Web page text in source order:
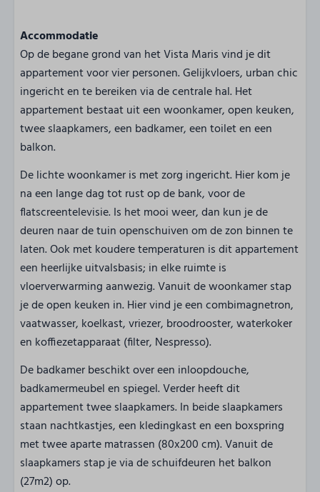
Accommodatie
Op de begane grond van het Vista Maris vind je dit
appartement voor vier personen. Gelijkvloers, urban chic
ingericht en te bereiken via de centrale hal. Het
appartement bestaat uit een woonkamer, open keuken,
twee slaapkamers, een badkamer, een toilet en een
balkon.
De lichte woonkamer is met zorg ingericht. Hier kom je
na een lange dag tot rust op de bank, voor de
flatscreentelevisie. Is het mooi weer, dan kun je de
deuren naar de tuin openschuiven om de zon binnen te
laten. Ook met koudere temperaturen is dit appartement
een heerlijke uitvalsbasis; in elke ruimte is
vloerverwarming aanwezig. Vanuit de woonkamer stap
je de open keuken in. Hier vind je een combimagnetron,
vaatwasser, koelkast, vriezer, broodrooster, waterkoker
en koffiezetapparaat (filter, Nespresso).
De badkamer beschikt over een inloopdouche,
badkamermeubel en spiegel. Verder heeft dit
appartement twee slaapkamers. In beide slaapkamers
staan nachtkastjes, een kledingkast en een boxspring
met twee aparte matrassen (80x200 cm). Vanuit de
slaapkamers stap je via de schuifdeuren het balkon
(27m2) op.